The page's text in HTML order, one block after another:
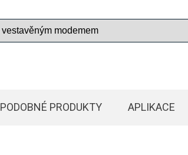
PODOBNÉ PRODUKTY APLIKACE